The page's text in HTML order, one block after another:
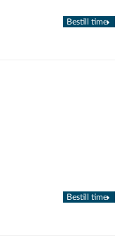
Bestill time
Bestill time